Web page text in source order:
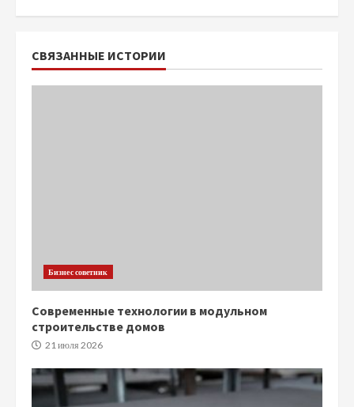
СВЯЗАННЫЕ ИСТОРИИ
Бизнес советник
Современные технологии в модульном
строительстве домов
21 июля 2026